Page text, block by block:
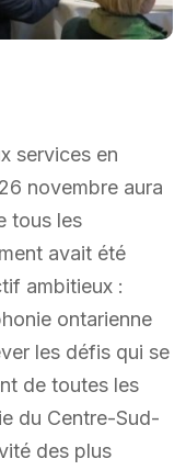
services en
novembre aura
tous les
avait été
ambitieux :
ontarienne
les défis qui se
de toutes les
du Centre-Sud-
des plus